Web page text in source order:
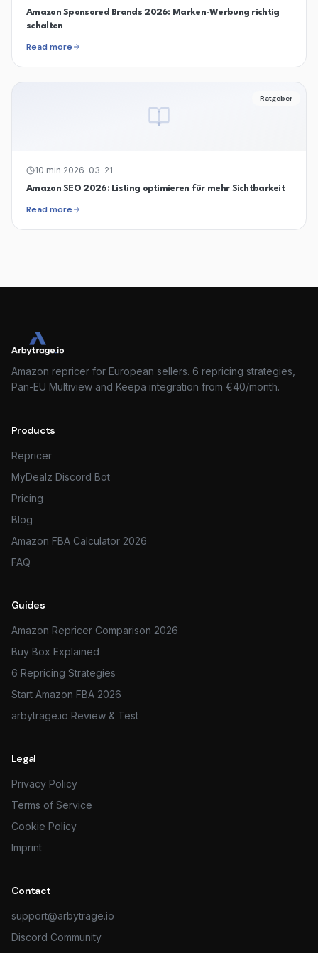
Amazon Sponsored Brands 2026: Marken-Werbung richtig
schalten
Read more
Ratgeber
10 min·2026-03-21
Amazon SEO 2026: Listing optimieren für mehr Sichtbarkeit
Read more
Amazon repricer for European sellers. 6 repricing strategies,
Pan-EU Multiview and Keepa integration from €40/month.
Products
Repricer
MyDealz Discord Bot
Pricing
Blog
Amazon FBA Calculator 2026
FAQ
Guides
Amazon Repricer Comparison 2026
Buy Box Explained
6 Repricing Strategies
Start Amazon FBA 2026
arbytrage.io Review & Test
Legal
Privacy Policy
Terms of Service
Cookie Policy
Imprint
Contact
support@arbytrage.io
Discord Community